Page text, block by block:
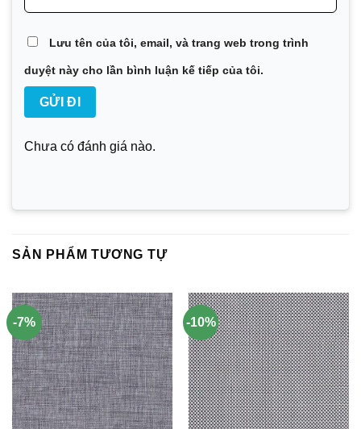
Lưu tên của tôi, email, và trang web trong trình
duyệt này cho lần bình luận kế tiếp của tôi.
Chưa có đánh giá nào.
SẢN PHẨM TƯƠNG TỰ
-7% -10%